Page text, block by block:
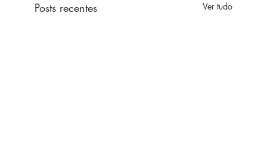
Posts recentes Ver tudo